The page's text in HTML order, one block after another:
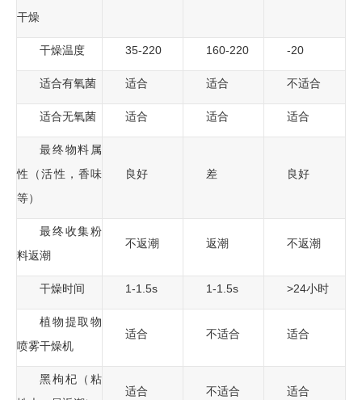
干燥
干燥温度 35-220 160-220 -20
适合有氧菌 适合 适合 不适合
适合无氧菌 适合 适合 适合
最终物料属
性（活性，香味
等）
良好 差 良好
最终收集粉
料返潮
不返潮 返潮 不返潮
干燥时间 1-1.5s 1-1.5s >24小时
植物提取物
喷雾干燥机
适合 不适合 适合
黑枸杞（粘
适合 不适合 适合